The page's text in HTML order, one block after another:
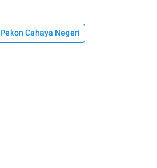
Pekon Cahaya Negeri